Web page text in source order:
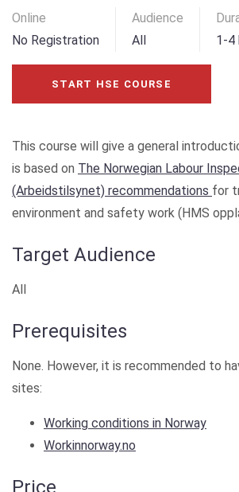
Online
No Registration
Audience
All
1-4
START HSE COURSE
This course will give a general
is based on The Norwegian Labour
(Arbeidstilsynet) recommendations for
environment and safety work (HMS
Target Audience
All
Prerequisites
None. However, it is recommended to
sites:
Working conditions in Norway
Workinnorway.no
Price